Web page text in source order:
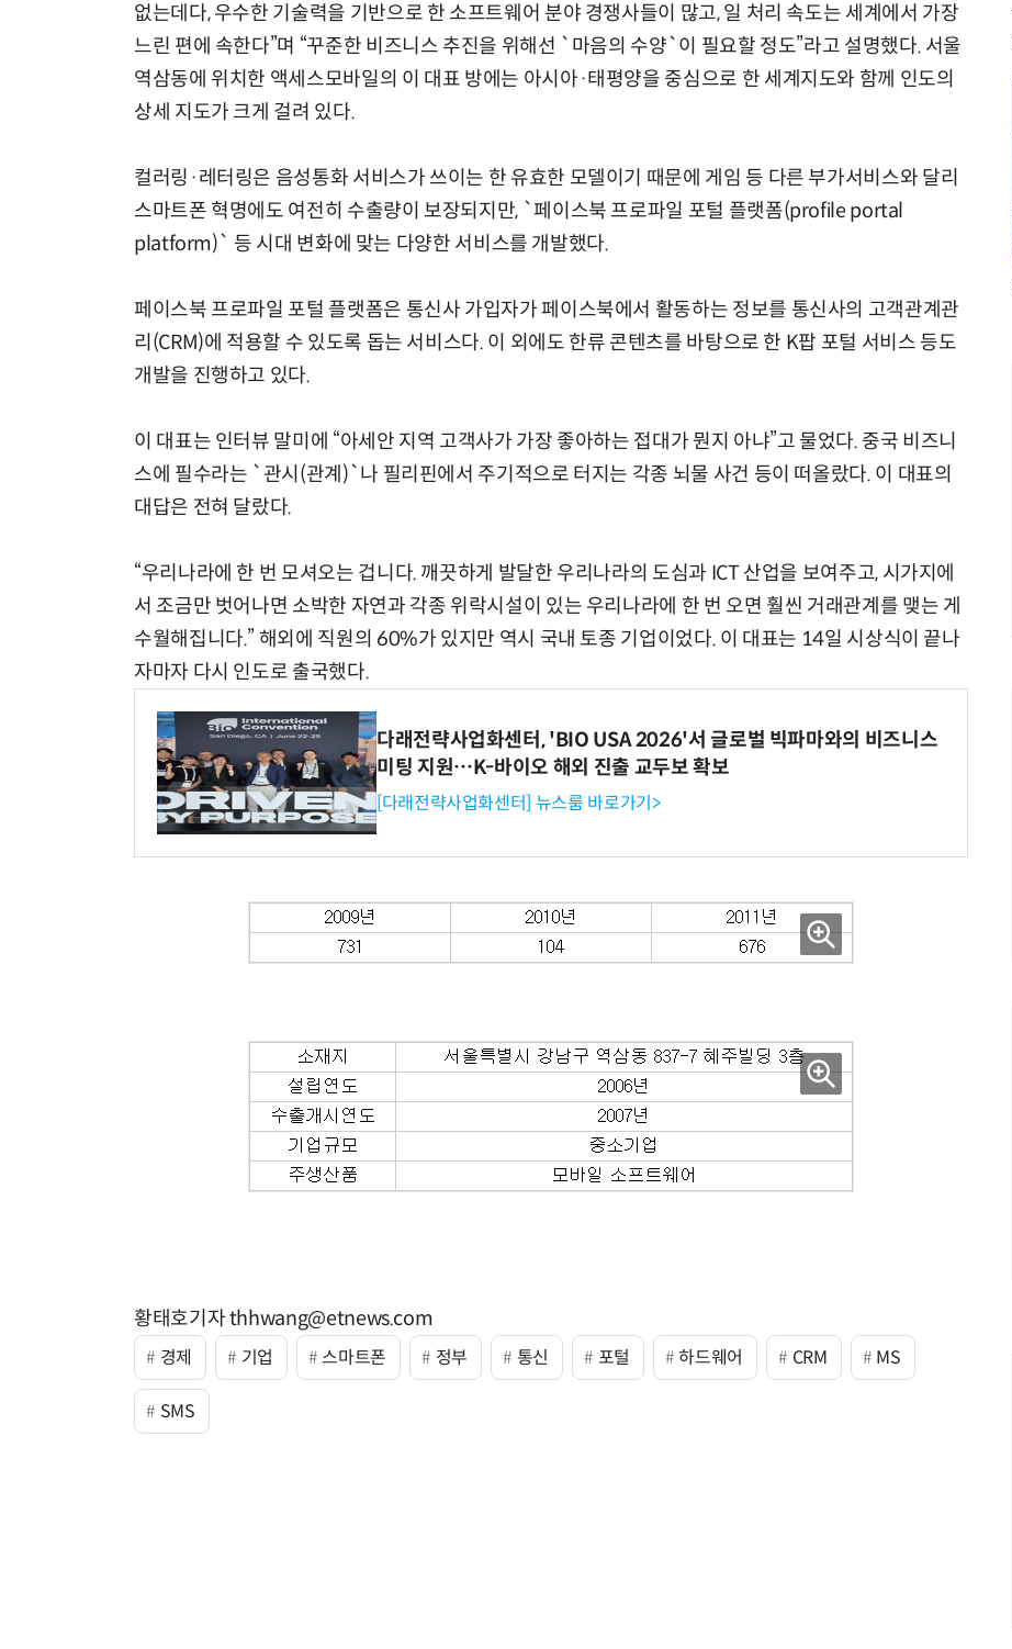
없는데다, 우수한 기술력을 기반으로 한 소프트웨어 분야 경쟁사들이 많고, 일 처리 속도는 세계에서 가장
느린 편에 속한다”며 “꾸준한 비즈니스 추진을 위해선 `마음의 수양`이 필요할 정도”라고 설명했다. 서울
역삼동에 위치한 액세스모바일의 이 대표 방에는 아시아·태평양을 중심으로 한 세계지도와 함께 인도의
상세 지도가 크게 걸려 있다.
컬러링·레터링은 음성통화 서비스가 쓰이는 한 유효한 모델이기 때문에 게임 등 다른 부가서비스와 달리
스마트폰 혁명에도 여전히 수출량이 보장되지만, `페이스북 프로파일 포털 플랫폼(profile portal
platform)` 등 시대 변화에 맞는 다양한 서비스를 개발했다.
페이스북 프로파일 포털 플랫폼은 통신사 가입자가 페이스북에서 활동하는 정보를 통신사의 고객관계관
리(CRM)에 적용할 수 있도록 돕는 서비스다. 이 외에도 한류 콘텐츠를 바탕으로 한 K팝 포털 서비스 등도
개발을 진행하고 있다.
이 대표는 인터뷰 말미에 “아세안 지역 고객사가 가장 좋아하는 접대가 뭔지 아냐”고 물었다. 중국 비즈니
스에 필수라는 `관시(관계)`나 필리핀에서 주기적으로 터지는 각종 뇌물 사건 등이 떠올랐다. 이 대표의
대답은 전혀 달랐다.
“우리나라에 한 번 모셔오는 겁니다. 깨끗하게 발달한 우리나라의 도심과 ICT 산업을 보여주고, 시가지에
서 조금만 벗어나면 소박한 자연과 각종 위락시설이 있는 우리나라에 한 번 오면 훨씬 거래관계를 맺는 게
수월해집니다.” 해외에 직원의 60%가 있지만 역시 국내 토종 기업이었다. 이 대표는 14일 시상식이 끝나
자마자 다시 인도로 출국했다.
다래전략사업화센터, 'BIO USA 2026'서 글로벌 빅파마와의 비즈니스
미팅 지원…K-바이오 해외 진출 교두보 확보
[다래전략사업화센터] 뉴스룸 바로가기>
황태호기자 thhwang@etnews.com
경제 기업 스마트폰 정부 통신 포털 하드웨어 CRM MS
SMS